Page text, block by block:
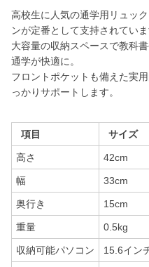
高校生に人気の通学用リュッ
ンが定番として支持されていま
大容量の収納スペースで教科
通学が快適に。
フロントポケットも備えた実
っかりサポートします。
項目 サイズ
高さ 42cm
幅 33cm
奥行き 15cm
重量 0.5kg
収納可能パソコン 15.6イン